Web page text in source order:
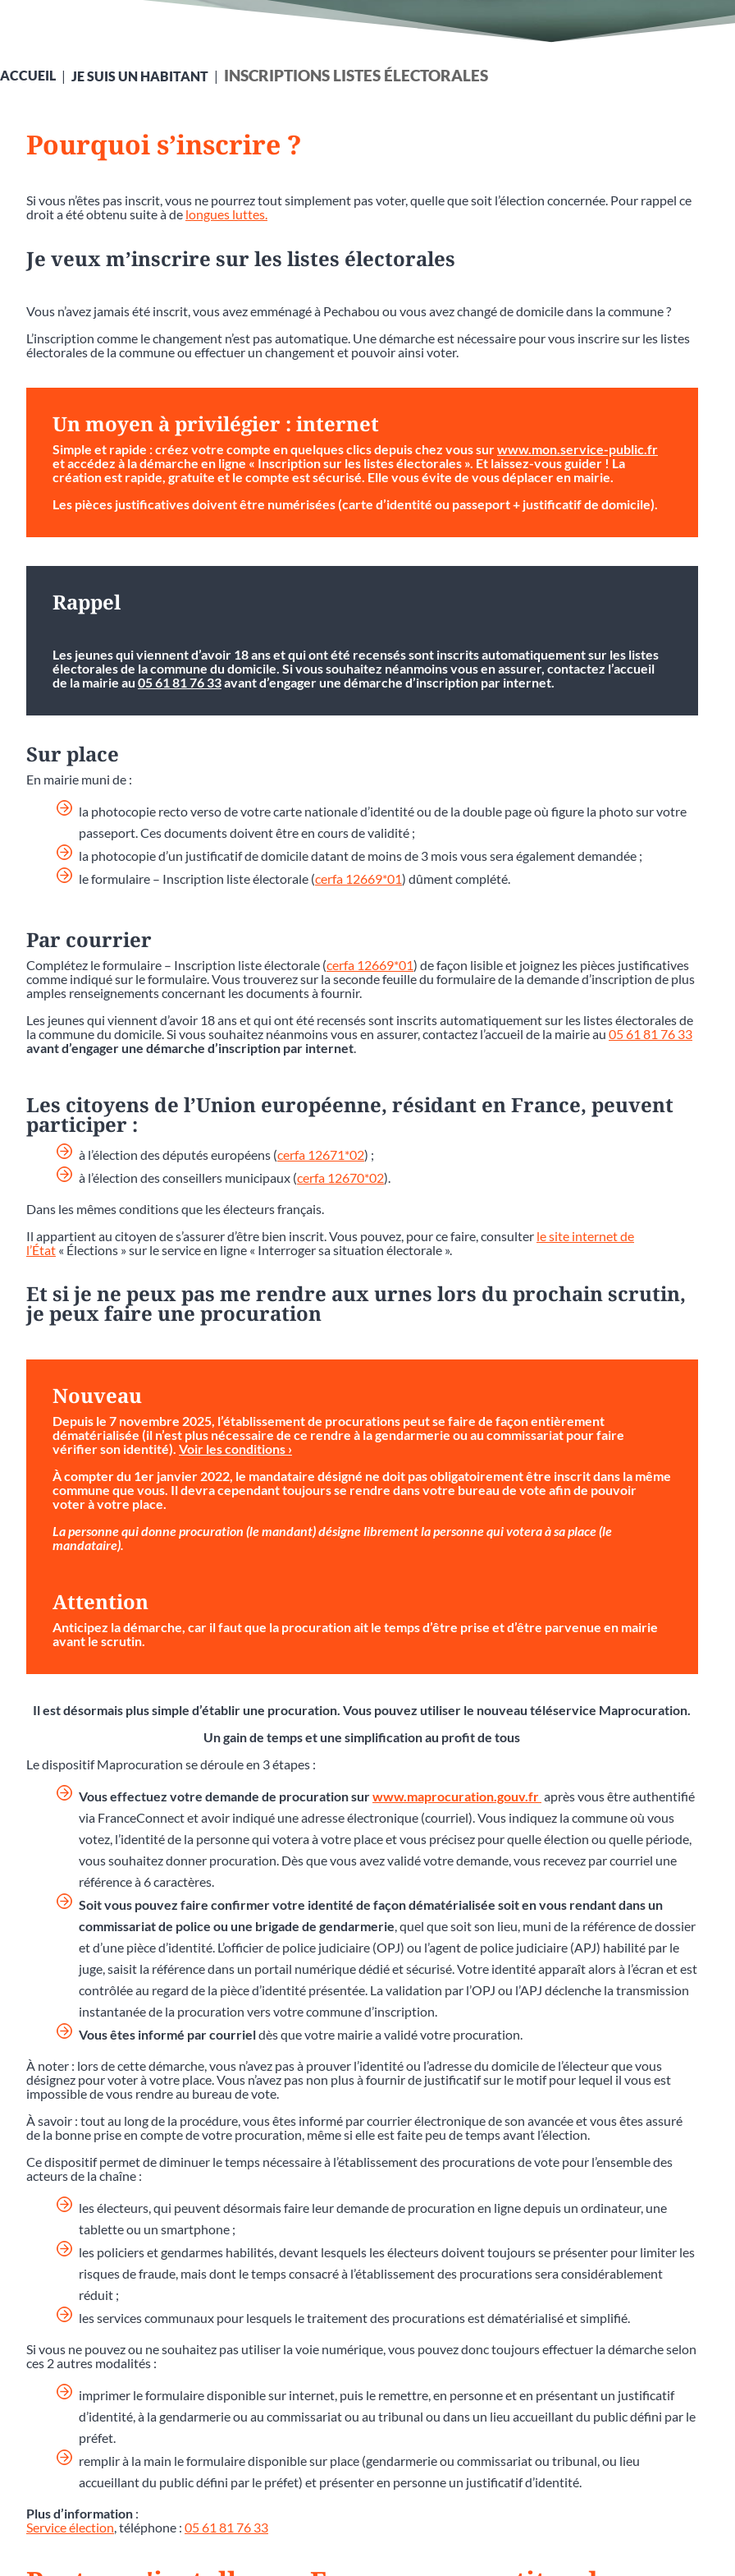
ACCUEIL JE SUIS UN HABITANT INSCRIPTIONS LISTES ÉLECTORALES
Pourquoi s’inscrire ?
Si vous n’êtes pas inscrit, vous ne pourrez tout simplement pas voter, quelle que soit l’élection concernée. Pour rappel ce
droit a été obtenu suite à de longues luttes.
Je veux m’inscrire sur les listes électorales
Vous n’avez jamais été inscrit, vous avez emménagé à Pechabou ou vous avez changé de domicile dans la commune ?
L’inscription comme le changement n’est pas automatique. Une démarche est nécessaire pour vous inscrire sur les listes
électorales de la commune ou effectuer un changement et pouvoir ainsi voter.
Un moyen à privilégier : internet
Simple et rapide : créez votre compte en quelques clics depuis chez vous surwww.mon.service-public.fr
et accédez à la démarche en ligne « Inscription sur les listes électorales ». Et laissez-vous guider ! La
création est rapide, gratuite et le compte est sécurisé. Elle vous évite de vous déplacer en mairie.
Les pièces justificatives doivent être numérisées (carte d’identité ou passeport + justificatif de domicile).
Rappel
Les jeunes qui viennent d’avoir 18 ans et qui ont été recensés sont inscrits automatiquement sur les listes
électorales de la commune du domicile. Si vous souhaitez néanmoins vous en assurer, contactez l’accueil
de la mairie au 05 61 81 76 33avant d’engager une démarche d’inscription par internet.
Sur place
En mairie muni de :
la photocopie recto verso de votre carte nationale d’identité ou de la double page où figure la photo sur votre
passeport. Ces documents doivent être en cours de validité ;
la photocopie d’un justificatif de domicile datant de moins de 3 mois vous sera également demandée ;
le formulaire – Inscription liste électorale (cerfa 12669*01) dûment complété.
Par courrier
Complétez le formulaire – Inscription liste électorale (cerfa 12669*01) de façon lisible et joignez les pièces justificatives
comme indiqué sur le formulaire. Vous trouverez sur la seconde feuille du formulaire de la demande d’inscription de plus
amples renseignements concernant les documents à fournir.
Les jeunes qui viennent d’avoir 18 ans et qui ont été recensés sont inscrits automatiquement sur les listes électorales de
la commune du domicile. Si vous souhaitez néanmoins vous en assurer, contactez l’accueil de la mairie au 05 61 81 76 33
avant d’engager une démarche d’inscription par internet
Les citoyens de l’Union européenne, résidant en France, peuvent
participer :
à l’élection des députés européens (cerfa 12671*02) ;
à l’élection des conseillers municipaux (cerfa 12670*02).
Dans les mêmes conditions que les électeurs français.
Il appartient au citoyen de s’assurer d’être bien inscrit. Vous pouvez, pour ce faire, consulter le site internet de
l’État « Élections » sur le service en ligne « Interroger sa situation électorale ».
Et si je ne peux pas me rendre aux urnes lors du prochain scrutin,
je peux faire une procuration
Nouveau
Depuis le 7 novembre 2025, l’établissement de procurations peut se faire de façon entièrement
dématérialisée (il n’est plus nécessaire de ce rendre à la gendarmerie ou au commissariat pour faire
vérifier son identité). Voir les conditions ›
À compter du 1er janvier 2022, le mandataire désigné ne doit pas obligatoirement être inscrit dans la même
commune que vous. Il devra cependant toujours se rendre dans votre bureau de vote afin de pouvoir
voter à votre place.
La personne qui donne procuration (le mandant) désigne librement la personne qui votera à sa place (le
mandataire).
Attention
Anticipez la démarche, car il faut que la procuration ait le temps d’être prise et d’être parvenue en mairie
avant le scrutin.
Il est désormais plus simple d’établir une procuration. Vous pouvez utiliser le nouveau téléservice Maprocuration.
Un gain de temps et une simplification au profit de tous
Le dispositif Maprocuration se déroule en 3 étapes :
Vous effectuez votre demande de procuration surwww.maprocuration.gouv.fr après vous être authentifié
via FranceConnect et avoir indiqué une adresse électronique (courriel). Vous indiquez la commune où vous
votez, l’identité de la personne qui votera à votre place et vous précisez pour quelle élection ou quelle période,
vous souhaitez donner procuration. Dès que vous avez validé votre demande, vous recevez par courriel une
référence à 6 caractères.
Soit vous pouvez faire confirmer votre identité de façon dématérialisée soit en vous rendantdans un
commissariat de police ou une brigade de gendarmerie, quel que soit son lieu, muni de la référence de dossier
et d’une pièce d’identité. L’officier de police judiciaire (OPJ) ou l’agent de police judiciaire (APJ) habilité par le
juge, saisit la référence dans un portail numérique dédié et sécurisé. Votre identité apparaît alors à l’écran et est
contrôlée au regard de la pièce d’identité présentée. La validation par l’OPJ ou l’APJ déclenche la transmission
instantanée de la procuration vers votre commune d’inscription.
Vous êtes informé par courrieldès que votre mairie a validé votre procuration.
À noter : lors de cette démarche, vous n’avez pas à prouver l’identité ou l’adresse du domicile de l’électeur que vous
désignez pour voter à votre place. Vous n’avez pas non plus à fournir de justificatif sur le motif pour lequel il vous est
impossible de vous rendre au bureau de vote.
À savoir : tout au long de la procédure, vous êtes informé par courrier électronique de son avancée et vous êtes assuré
de la bonne prise en compte de votre procuration, même si elle est faite peu de temps avant l’élection.
Ce dispositif permet de diminuer le temps nécessaire à l’établissement des procurations de vote pour l’ensemble des
acteurs de la chaîne :
les électeurs, qui peuvent désormais faire leur demande de procuration en ligne depuis un ordinateur, une
tablette ou un smartphone ;
les policiers et gendarmes habilités, devant lesquels les électeurs doivent toujours se présenter pour limiter les
risques de fraude, mais dont le temps consacré à l’établissement des procurations sera considérablement
réduit ;
les services communaux pour lesquels le traitement des procurations est dématérialisé et simplifié.
Si vous ne pouvez ou ne souhaitez pas utiliser la voie numérique, vous pouvez donc toujours effectuer la démarche selon
ces 2 autres modalités :
imprimer le formulaire disponible sur internet, puis le remettre, en personne et en présentant un justificatif
d’identité, à la gendarmerie ou au commissariat ou au tribunal ou dans un lieu accueillant du public défini par le
préfet.
remplir à la main le formulaire disponible sur place (gendarmerie ou commissariat ou tribunal, ou lieu
accueillant du public défini par le préfet) et présenter en personne un justificatif d’identité.
Plus d’information :
Service élection, téléphone : 05 61 81 76 33